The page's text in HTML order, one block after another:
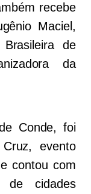
recebe
Maciel,
de
da
Conde, foi
evento
contou com
de cidades